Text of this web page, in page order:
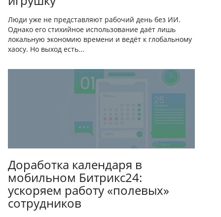
Люди уже не представляют рабочий день без ИИ.
Однако его стихийное использование даёт лишь
локальную экономию времени и ведёт к глобальному
хаосу. Но выход есть...
Доработка календаря в
мобильном Битрикс24:
ускоряем работу «полевых»
сотрудников